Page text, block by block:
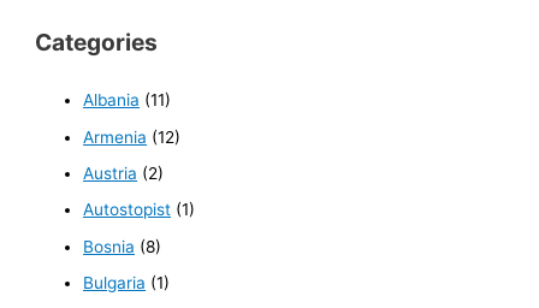
Categories
Albania (11)
Armenia (12)
Austria (2)
Autostopist (1)
Bosnia (8)
Bulgaria (1)